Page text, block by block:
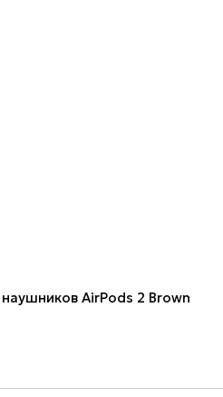
AirPods 2 Brown